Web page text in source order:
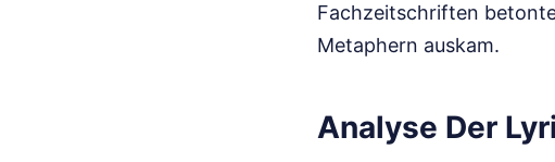
Fachzeitschriften
Metaphern auskam.
Analyse Der